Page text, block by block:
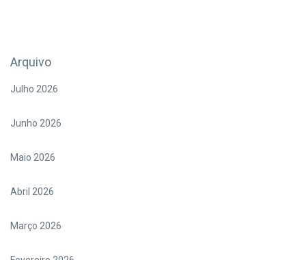
Arquivo
Julho 2026
Junho 2026
Maio 2026
Abril 2026
Março 2026